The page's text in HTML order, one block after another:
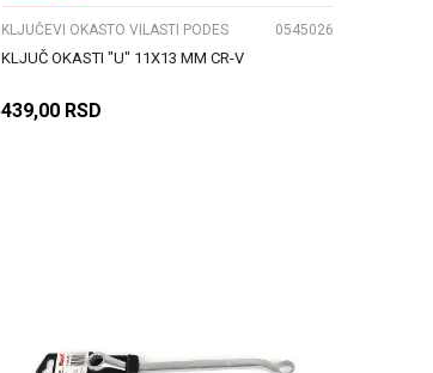
KLJUČEVI OKASTO VILASTI PODES 0545026
KLJUČ OKASTI "U" 11X13 MM CR-V
439,00 RSD
UPOREDI